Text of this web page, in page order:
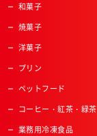
和菓子
焼菓子
洋菓子
プリン
ペットフード
コーヒー・紅茶・緑茶
業務用冷凍食品